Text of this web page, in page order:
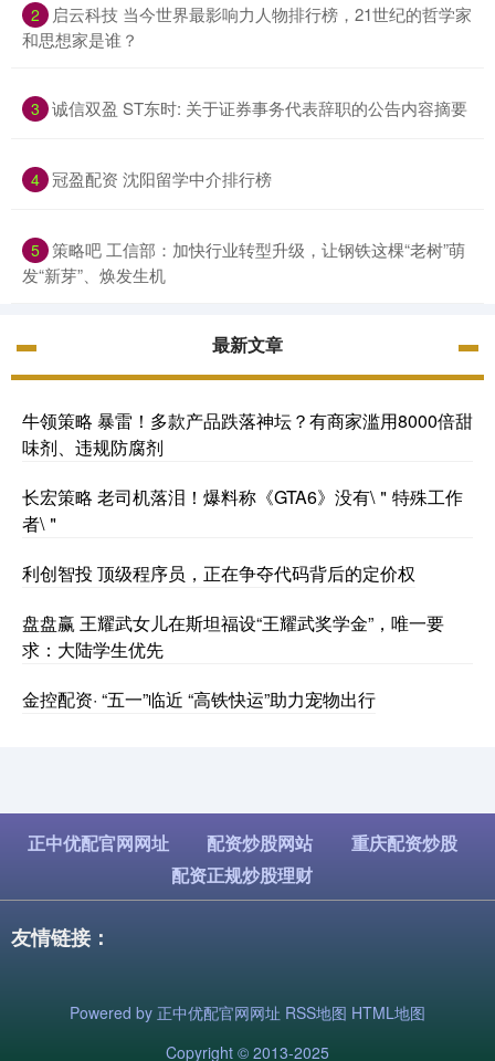
2
启云科技 当今世界最影响力人物排行榜，21世纪的哲学家
和思想家是谁？
3 诚信双盈 ST东时: 关于证券事务代表辞职的公告内容摘要
4 冠盈配资 沈阳留学中介排行榜
5 策略吧 工信部：加快行业转型升级，让钢铁这棵“老树”萌
发“新芽”、焕发生机
最新文章
牛领策略 暴雷！多款产品跌落神坛？有商家滥用8000倍甜
味剂、违规防腐剂
长宏策略 老司机落泪！爆料称《GTA6》没有\＂特殊工作
者\＂
利创智投 顶级程序员，正在争夺代码背后的定价权
盘盘赢 王耀武女儿在斯坦福设“王耀武奖学金”，唯一要
求：大陆学生优先
金控配资· “五一”临近 “高铁快运”助力宠物出行
正中优配官网网址 配资炒股网站
重庆配资炒股
配资正规炒股理财
友情链接：
Powered by 正中优配官网网址 RSS地图 HTML地图
Copyright © 2013-2025